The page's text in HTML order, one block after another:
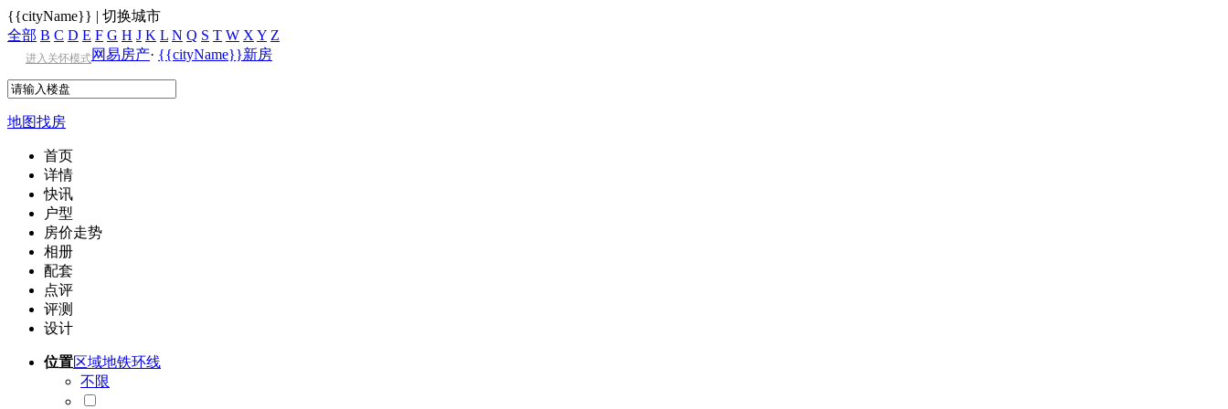
{{cityName}} | 切换城市
全部 B C D E F G H J K L N Q S T W X Y Z
进入关怀模式网易房产· {{cityName}}新房
地图找房
首页
详情
快讯
户型
房价走势
相册
配套
点评
评测
设计
位置区域地铁环线
不限